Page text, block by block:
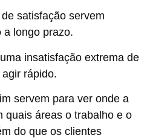
satisfação servem
a longo prazo.
insatisfação extrema de
rápido.
servem para ver onde a
quais áreas o trabalho e o
do que os clientes